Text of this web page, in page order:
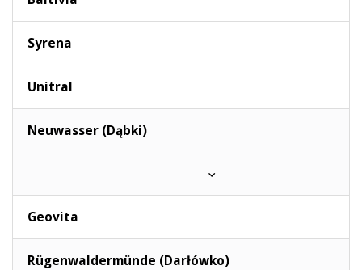
Syrena
Unitral
Neuwasser (Dąbki)
Geovita
Rügenwaldermünde (Darłówko)